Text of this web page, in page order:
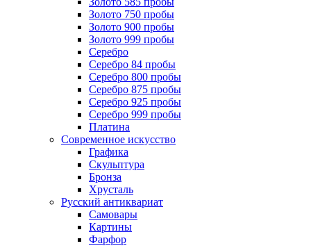
Золото 750 пробы
Золото 900 пробы
Золото 999 пробы
Серебро
Серебро 84 пробы
Серебро 800 пробы
Серебро 875 пробы
Серебро 925 пробы
Серебро 999 пробы
Платина
Современное искусство
Графика
Скульптура
Бронза
Хрусталь
Русский антиквариат
Самовары
Картины
Фарфор